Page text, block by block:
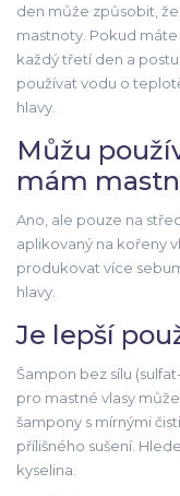
den může způsobit,
mastnoty. Pokud máte
každý třetí den a
používat vodu o
hlavy.
Můžu
mám
Ano, ale pouze na
aplikovaný na kořeny
produkovat více
hlavy.
Je lepší
Šampon bez sílu
pro mastné vlasy
šampony s mírnými
přílišného sušení.
kyselina.